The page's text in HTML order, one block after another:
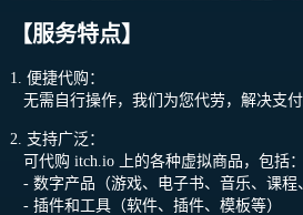
【服务特点】
1. 便捷代购：
无需自行操作，我们为您代劳，解决支
2. 支持广泛：
可代购 itch.io上的各种虚拟商品，包括
- 数字产品（游戏、电子书、音乐、课程
- 插件和工具（软件、插件、模板等）